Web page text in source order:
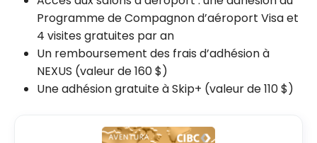
Programme de Compagnon d’aéroport Visa et
4 visites gratuites par an
Un remboursement des frais d’adhésion à
NEXUS (valeur de160 $)
Une adhésion gratuite à Skip+ (valeur de110 $)